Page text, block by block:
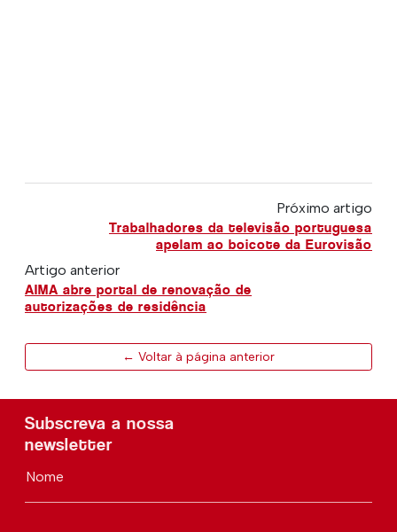
Próximo artigo
Trabalhadores da televisão portuguesa
apelam ao boicote da Eurovisão
Artigo anterior
AIMA abre portal de renovação de
autorizações de residência
← Voltar à página anterior
Subscreva a nossa
newsletter
Nome